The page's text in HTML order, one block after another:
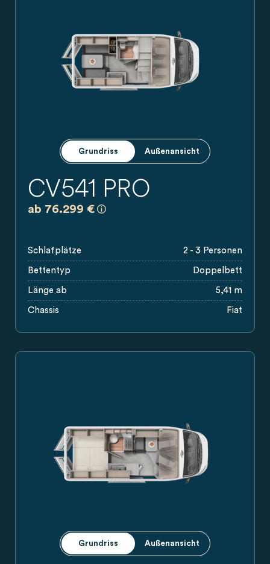
Grundriss Außenansicht
CV541 PRO
ab 76.299 €
Schlafplätze 2 - 3 Personen
Bettentyp Doppelbett
Länge ab 5,41 m
Chassis Fiat
Grundriss Außenansicht